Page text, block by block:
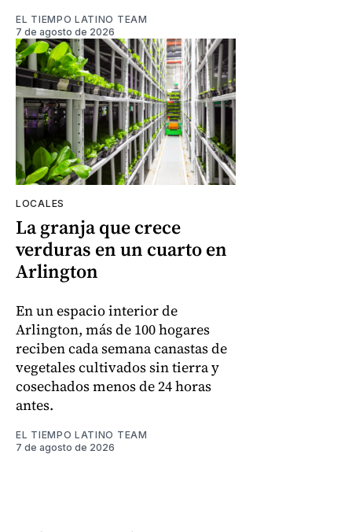
EL TIEMPO LATINO TEAM
7 de agosto de 2026
LOCALES
La granja que crece
verduras en un cuarto en
Arlington
En un espacio interior de
Arlington, más de 100 hogares
reciben cada semana canastas de
vegetales cultivados sin tierra y
cosechados menos de 24 horas
antes.
EL TIEMPO LATINO TEAM
7 de agosto de 2026